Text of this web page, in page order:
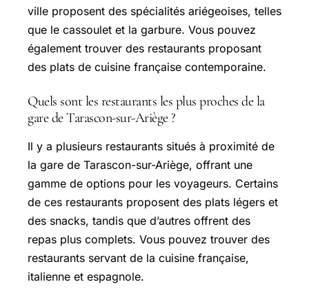
ville proposent des spécialités ariégeoises, telles
que le cassoulet et la garbure. Vous pouvez
également trouver des restaurants proposant
des plats de cuisine française contemporaine.
Quels sont les restaurants les plus proches de la
gare de Tarascon-sur-Ariège ?
Il y a plusieurs restaurants situés à proximité de
la gare de Tarascon-sur-Ariège, offrant une
gamme de options pour les voyageurs. Certains
de ces restaurants proposent des plats légers et
des snacks, tandis que d’autres offrent des
repas plus complets. Vous pouvez trouver des
restaurants servant de la cuisine française,
italienne et espagnole.